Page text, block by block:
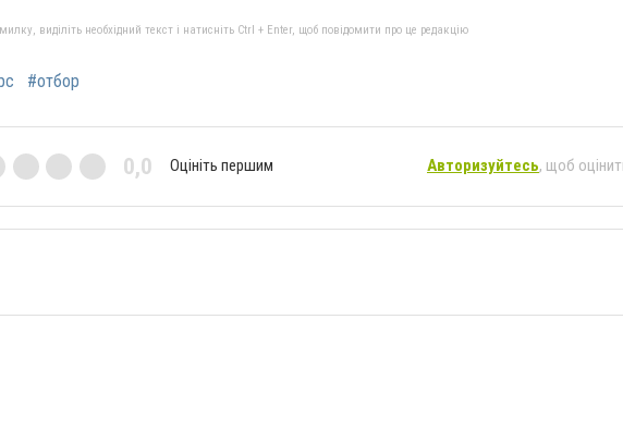
виділіть необхідний текст і натисніть Ctrl + Enter, щоб повідомити про це редакцію
#отбор
0,0 Оцініть першим Авторизуйтесь, щоб